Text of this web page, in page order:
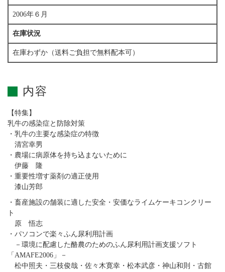
2006年６月
在庫状況
在庫わずか（送料ご負担で無料配本可）
内容
【特集】
乳牛の感染症と防除対策
・乳牛の主要な感染症の特徴
清宮幸男
・農場に病原体を持ち込まないために
伊藤 隆
・重要性増す薬剤の適正使用
漆山芳郎
・畜産施設の舗装に適した安全・安価なライムケーキコンクリー
ト
原 悟志
・パソコンで楽々ふん尿利用計画
－環境に配慮した酪農のためのふん尿利用計画支援ソフト
「AMAFE2006」－
松中照夫・三枝俊哉・佐々木寛幸・松本武彦・神山和則・古館